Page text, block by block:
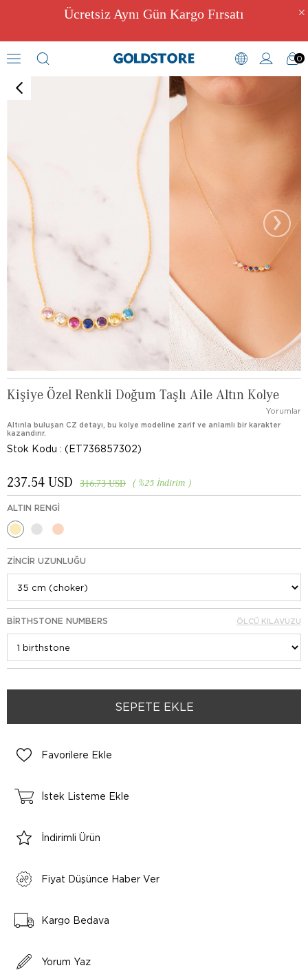
Ücretsiz Aynı Gün Kargo Fırsatı
0
Zirkon Taşlı Kolyeler
›
Kişiye Özel Renkli Doğum Taşlı Aile Altın Kolye
Yorumlar
Altınla buluşan CZ detayı, bu kolye modeline zarif ve anlamlı bir karakter
kazandırır.
Stok Kodu (ET736857302)
%25 İndirim
316.73 USD
237.54 USD
ALTIN RENGI
ZINCIR UZUNLUĞU
BIRTHSTONE NUMBERS ÖLÇÜ KILAVUZU
Favorilere Ekle
İstek Listeme Ekle
İndirimli Ürün
Fiyat Düşünce Haber Ver
Kargo Bedava
Yorum Yaz